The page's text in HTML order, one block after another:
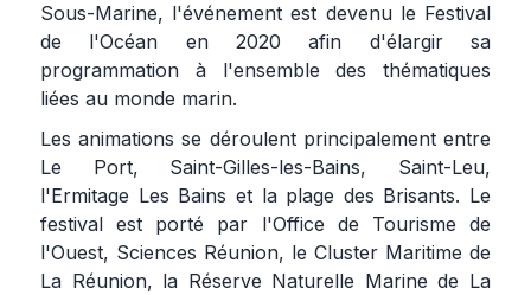
Sous-Marine, l'événement est devenu le Festival
de l'Océan en 2020 afin d'élargir sa
programmation à l'ensemble des thématiques
liées au monde marin.
Les animations se déroulent principalement entre
Le Port, Saint-Gilles-les-Bains, Saint-Leu,
l'Ermitage Les Bains et la plage des Brisants. Le
festival est porté par l'Office de Tourisme de
l'Ouest, Sciences Réunion, le Cluster Maritime de
La Réunion, la Réserve Naturelle Marine de La